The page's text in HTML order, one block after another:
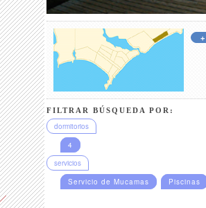
+
FILTRAR BÚSQUEDA POR:
dormitorios
4
servicios
Servicio de Mucamas
Piscinas